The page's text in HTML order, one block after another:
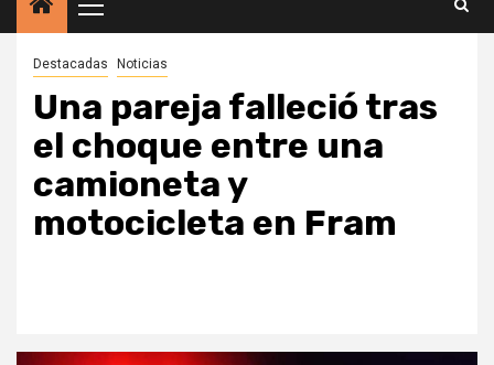
Menú
principal
Destacadas Noticias
Una pareja falleció tras
el choque entre una
camioneta y
motocicleta en Fram